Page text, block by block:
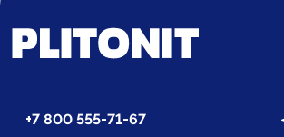
+7 800 555-71-67